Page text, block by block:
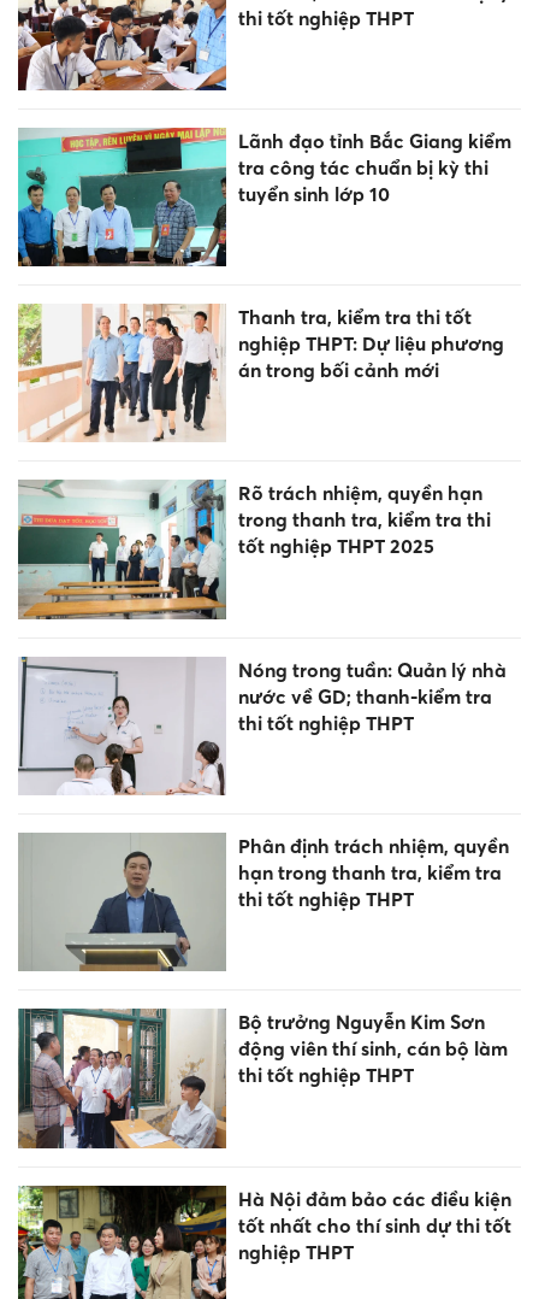
thi tốt nghiệp THPT
Lãnh đạo tỉnh Bắc Giang kiểm
tra công tác chuẩn bị kỳ thi
tuyển sinh lớp 10
Thanh tra, kiểm tra thi tốt
nghiệp THPT: Dự liệu phương
án trong bối cảnh mới
Rõ trách nhiệm, quyền hạn
trong thanh tra, kiểm tra thi
tốt nghiệp THPT 2025
Nóng trong tuần: Quản lý nhà
nước về GD; thanh-kiểm tra
thi tốt nghiệp THPT
Phân định trách nhiệm, quyền
hạn trong thanh tra, kiểm tra
thi tốt nghiệp THPT
Bộ trưởng Nguyễn Kim Sơn
động viên thí sinh, cán bộ làm
thi tốt nghiệp THPT
Hà Nội đảm bảo các điều kiện
tốt nhất cho thí sinh dự thi tốt
nghiệp THPT